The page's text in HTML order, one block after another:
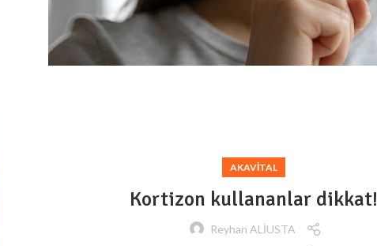
AKAVITAL
Kortizon kullananlar dikkat!
Reyhan ALİUSTA